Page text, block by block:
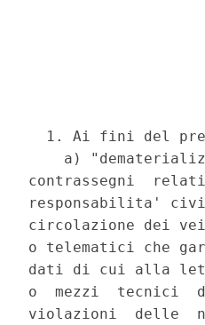
1. Ai fini del
a)
contrassegni
responsabilita'
circolazione dei
o telematici che
dati di cui alla
o  mezzi  tecnici
violazioni  delle